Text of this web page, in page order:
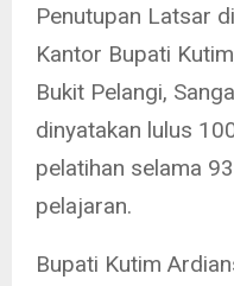
Penutupan Latsar
Kantor Bupati
Bukit Pelangi,
dinyatakan lulus
pelatihan selama
pelajaran.
Bupati Kutim